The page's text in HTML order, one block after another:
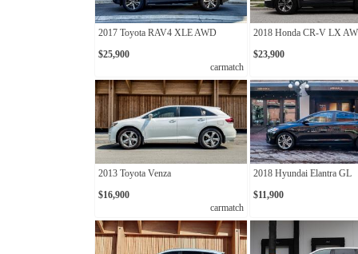
2017 Toyota RAV4 XLE AWD
$25,900
carmatch
2018 Honda CR-V LX
$23,900
2013 Toyota Venza
$16,900
carmatch
2018 Hyundai Elantra GL
$11,900